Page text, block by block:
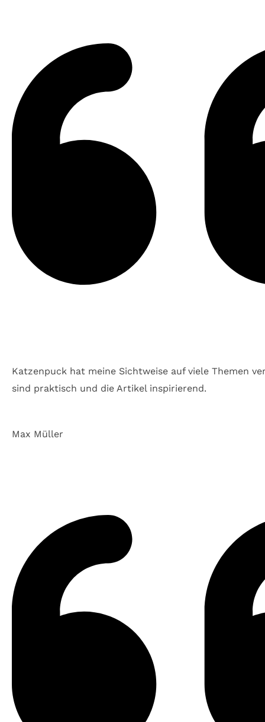
Katzenpuck hat meine Sichtweise auf viele Themen
sind praktisch und die Artikel inspirierend.
Max Müller